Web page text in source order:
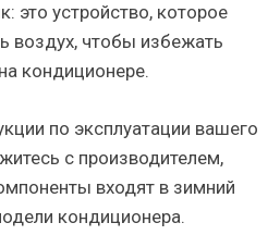
это устройство, которое
воздух, чтобы избежать
кондиционере.
по эксплуатации вашего
с производителем,
входят в зимний
кондиционера.